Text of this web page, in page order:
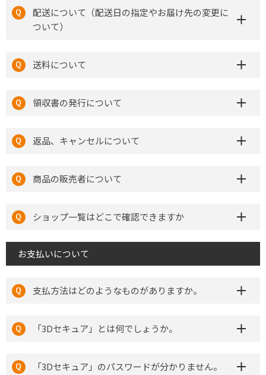
配送について（配送日の指定やお届け先の変更に
ついて）
送料について
領収書の発行について
返品、キャンセルについて
商品の販売者について
ショップ一覧はどこで確認できますか
お支払いについて
支払方法はどのようなものがありますか。
「3Dセキュア」とは何でしょうか。
「3Dセキュア」のパスワードが分かりません。